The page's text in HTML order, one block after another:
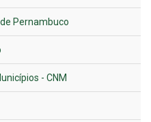
Pernambuco
- CNM